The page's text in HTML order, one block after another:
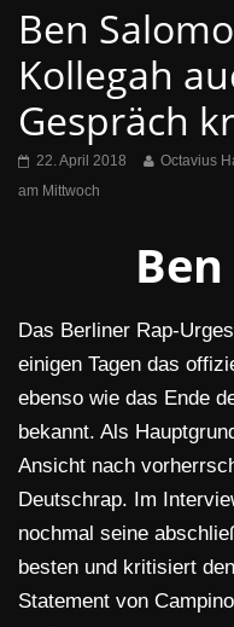
Ben
Kollegah
Gespräch
22. April 2018 Octavius
am Mittwoch
Das Berliner Rap-
einigen Tagen das
ebenso wie das Ende
bekannt. Als
Ansicht nach
Deutschrap. Im
nochmal seine
besten und kritisiert
Statement von